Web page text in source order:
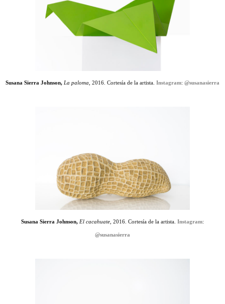
Susana Sierra Johnson, La paloma, 2016. Cortesía de la artista. Instagram: @susanasierra
Susana Sierra Johnson, El cacahuate, 2016. Cortesía de la artista. Instagram:
@susanasierra